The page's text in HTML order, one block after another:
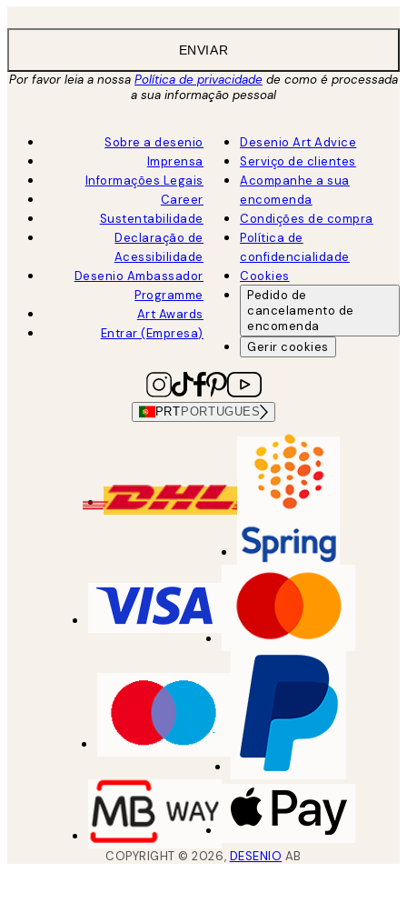
ENVIAR
Por favor leia a nossa Política de privacidade de como é processada
a sua informação pessoal
Sobre a desenio
Imprensa
Informações Legais
Career
Sustentabilidade
Declaração de
Acessibilidade
Desenio Ambassador
Programme
Art Awards
Entrar (Empresa)
Desenio Art Advice
Serviço de clientes
Acompanhe a sua
encomenda
Condições de compra
Política de
confidencialidade
Cookies
Pedido de
cancelamento de
encomenda
Gerir cookies
PRT PORTUGUES
COPYRIGHT ©2026, DESENIO AB